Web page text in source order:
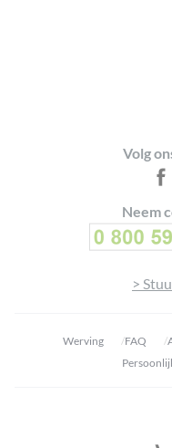
Volg
Neem
>
Werving FAQ